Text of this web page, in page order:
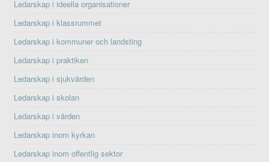
Ledarskap i ideella organisationer
Ledarskap i klassrummet
Ledarskap i kommuner och landsting
Ledarskap i praktiken
Ledarskap i sjukvården
Ledarskap i skolan
Ledarskap i vården
Ledarskap inom kyrkan
Ledarskap inom offentlig sektor